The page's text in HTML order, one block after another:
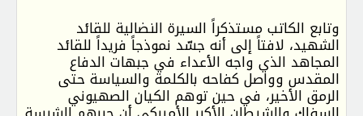
وتابع الكاتب مستذكراً السيرة النضالية للقائد
الشهيد، لافتاً إلى أنه جسّد نموذجاً فريداً للقائد
المجاهد الذي واجه الأعداء في جبهات الدفاع
المقدس وواصل كفاحه بالكلمة والسياسة حتى
الرمق الأخير، في حين توهم الكيان الصهيوني